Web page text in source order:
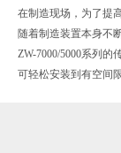
在制造现场，为了提
随着制造装置本身不
ZW-7000/5000系列
可轻松安装到有空间